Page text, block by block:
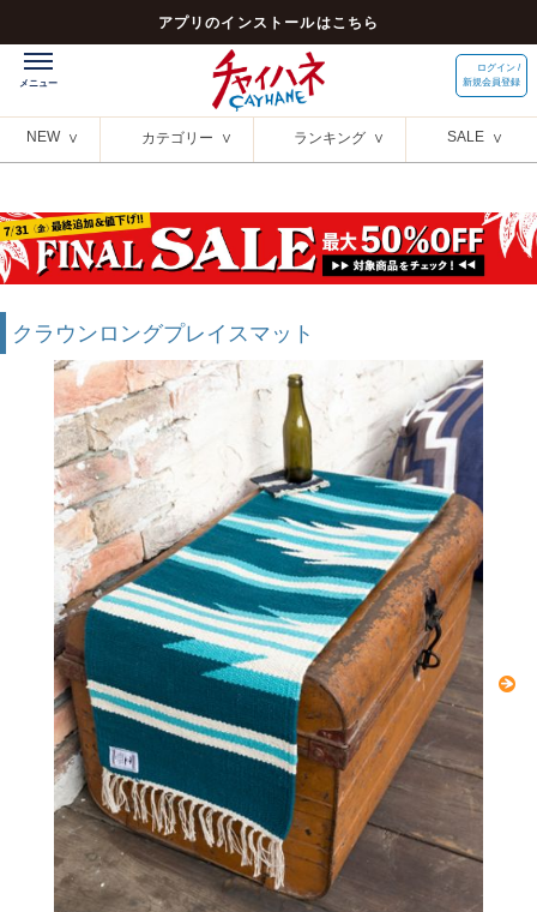
アプリのインストールはこちら
ログイン /
新規会員登録
NEW カテゴリー ランキング SALE
クラウンロングプレイスマット